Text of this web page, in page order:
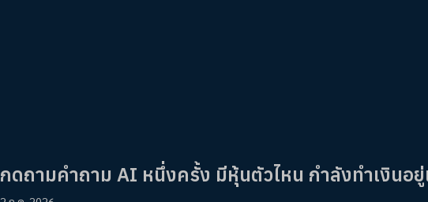
กดถามคำถาม AI หนึ่งครั้ง มีหุ้นตัวไหน กำลังทำเงินอ